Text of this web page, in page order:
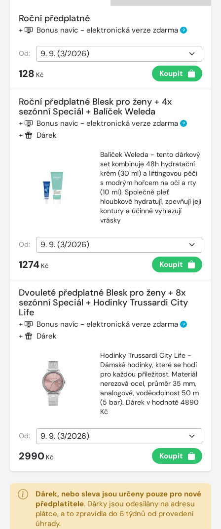
Roční předplatné
+ Bonus navíc - elektronická verze zdarma ?
Od:
128 Kč Koupit
Roční předplatné Blesk pro ženy + 4x
sezónní Speciál + Balíček Weleda
+ Bonus navíc - elektronická verze zdarma ?
+ Dárek
Balíček Weleda - tento dárkový
set kombinuje 48h hydratační
krém (30 ml) a liftingovou péči
s modrým hořcem na oči a rty
(10 ml). Společně pleť
hloubkově hydratují, zpevňují její
kontury a účinně vyhlazují
vrásky
Od:
1274 Kč Koupit
Dvouleté předplatné Blesk pro ženy + 8x
sezónní Speciál + Hodinky Trussardi City
Life
+ Bonus navíc - elektronická verze zdarma ?
+ Dárek
Hodinky Trussardi City Life -
Dámské hodinky, které se hodí
pro každou příležitost. Materiál
nerezová ocel, průměr 35 mm,
analogové, voděodolnost 50 m
(5 bar). Dárek v hodnotě 4890
Kč
Od:
2990 Kč Koupit
Dárek, nebo sleva jsou určeny pouze pro nové
předplatitele. Dárky jsou odesílány na adresu
plátce, a to zpravidla do 6 týdnů od provedení
úhrady.